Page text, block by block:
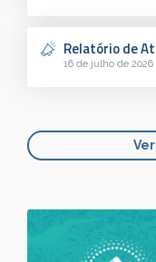
Relatório de
16 de julho de